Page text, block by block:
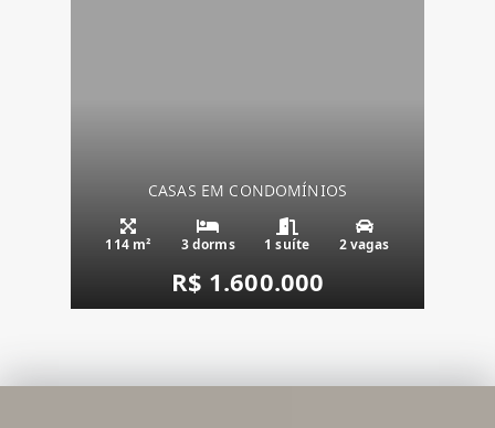
CASAS EM CONDOMÍNIOS
114 m² 3 dorms 1 suíte 2 vagas
R$ 1.600.000